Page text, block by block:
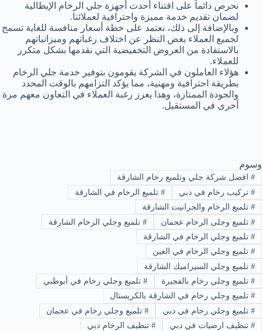
نحرص دائماً على اقتناء أحدث أجهزة جلي الرخام الإيطالية
لضمان تقديم خدمة مميزة واحترافية لعملائنا.
وبالإضافة إلى ذلك، نعتمد على خطة أسعار منافسة للغاية تسمح
لجميع العملاء بغض النظر عن اختلاف رغباتهم وميزانياتهم
بالاستفادة من العروض التخفيضية التي نقدمها بشكل متكرر
للعملاء.
هؤلاء العاملون في الشركة يقومون بتوفير خدمة جلي الرخام
بطريقة احترافية ومهنية، مما يؤكد التزامهم بالوقت المحدد
والجودة الممتازة، وهذا يعزز رغبة العملاء في التعاون معهم مرة
أخرى في المستقبل.
وسوم
#افضل شركة جلي وتلميع رخام الشارقة
#تركيب رخام في دبي #تلميع الرخام في الشارقة
#تلميع الرخام والجرانيت الشارقة
#تلميع وجلى الرخام عجمان #تلميع وجلي الرخام الشارقة
#تلميع وجلي الرخام في الشارقة
#تلميع وجلي الرخام في العين
#تلميع وجلي السيراميك الشارقة
#تلميع وجلي رخام بالفجيرة #تلميع وجلي رخام في أبوظبي
#تلميع وجلي رخام في الشارقة بالكريستال
#تلميع وجلي رخام في دبي #تلميع وجلي رخام في عجمان
#تنظيف ارضيات في دبي #تنظيف الرخام دبي